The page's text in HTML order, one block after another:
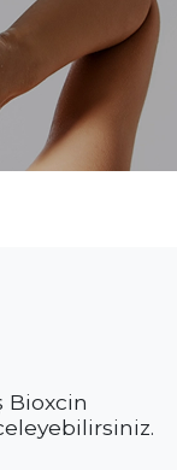
Bioxcin